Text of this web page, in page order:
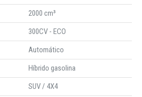
2000 cm³
300CV - ECO
Automático
Híbrido gasolina
SUV / 4X4